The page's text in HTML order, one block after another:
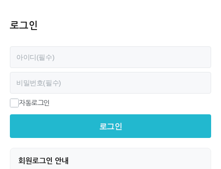
로그인
자동로그인
로그인
회원로그인 안내